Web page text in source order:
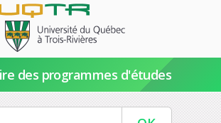
des programmes d'études